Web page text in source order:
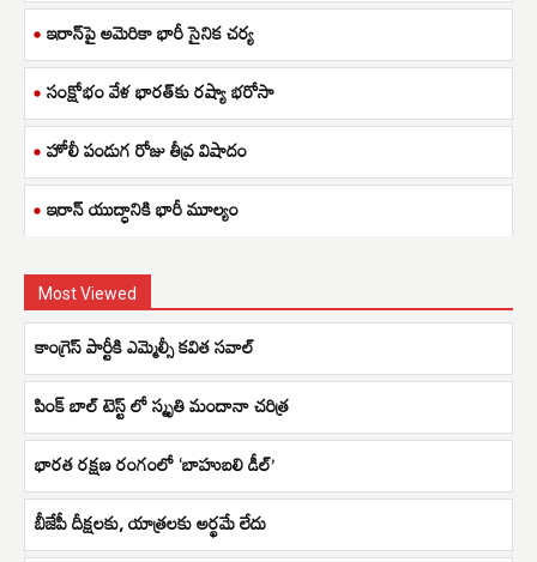
ఇరాన్‌పై అమెరికా భారీ సైనిక చర్య
సంక్షోభం వేళ భారత్‌కు రష్యా భరోసా
హోలీ పండుగ రోజు తీవ్ర విషాదం
ఇరాన్ యుద్ధానికి భారీ మూల్యం
Most Viewed
కాంగ్రెస్ పార్టీకి ఎమ్మెల్సీ కవిత సవాల్
పింక్ బాల్ టెస్ట్ లో స్మృతి మందానా చరిత్ర
భారత రక్షణ రంగంలో ‘బాహుబలి డీల్’
బీజేపీ దీక్షలకు, యాత్రలకు అర్థమే లేదు